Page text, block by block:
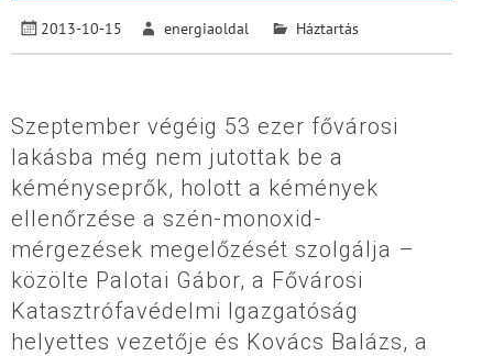
2013-10-15 energiaoldal Háztartás
Szeptember végéig 53 ezer fővárosi
lakásba még nem jutottak be a
kéményseprők, holott a kémények
ellenőrzése a szén-monoxid-
mérgezések megelőzését szolgálja –
közölte Palotai Gábor, a Fővárosi
Katasztrófavédelmi Igazgatóság
helyettes vezetője és Kovács Balázs, a